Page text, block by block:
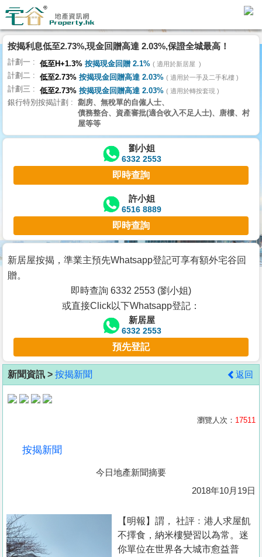
代
理
主
頁
搵
樓/
交
業
主
宅
谷
按
客
地
產
置
業
按揭利息低至2.73%,現金回贈高達 2.03%,保證全城最高！
計劃一 低至H+1.3% 按揭現金回贈 2.1% 適用於新居屋
計劃二 低至2.73% 按揭現金回贈高達 2.03% 適用於一手及二手私樓
計劃三 低至2.73% 按揭現金回贈高達 2.03% 適用於轉按套現
銀行特別按揭計劃
劏房、無稅單的自僱人士、
債務整合、資產審批(適合收入不足人士)、唐樓、村
屋等等
劉小姐
6332 2553
即時查詢
許小姐
6516 8889
即時查詢
新居屋按揭，準業主預先Whatsapp登記可享有額外宅谷回
贈。
即時查詢 6332 2553 (劉小姐)
或直接Click以下Whatsapp登記：
新居屋
6332 2553
預先登記
新聞資訊 > 按揭新聞 返回
瀏覽人次： 17511
按揭新聞
今日地產新聞摘要
2018年10月19日
【明報】謂， 社評﹕港人求屋飢
不擇食，納米樓變習以為常。迷
你單位在世界各大城市愈益普